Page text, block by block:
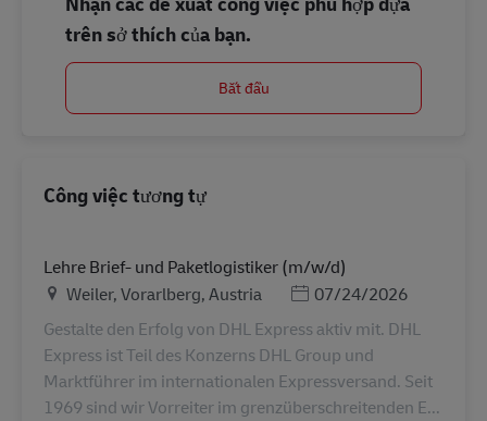
trên sở thích của bạn.
Bắt đầu
Công việc tương tự
Lehre Brief- und Paketlogistiker (m/w/d)
Địa điểm
Weiler, Vorarlberg, Austria Posted Date
07/24/2026
Gestalte den Erfolg von DHL Express aktiv mit. DHL
Express ist Teil des Konzerns DHL Group und
Marktführer im internationalen Expressversand. Seit
1969 sind wir Vorreiter im grenzüberschreitenden E...